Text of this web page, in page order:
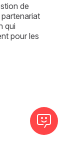
de
qui
pour les